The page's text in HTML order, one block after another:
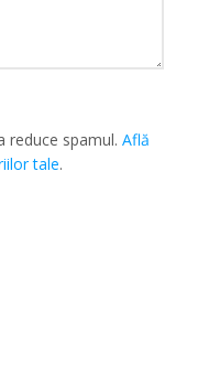
reduce spamul.Află
tale.